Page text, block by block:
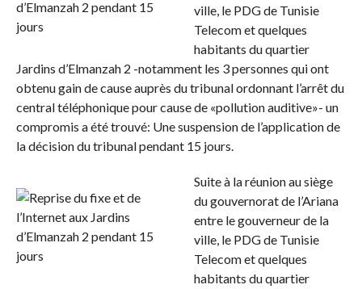
ville, le PDG de Tunisie
Telecom et quelques
habitants du quartier
Jardins d’Elmanzah 2 -notamment les 3 personnes qui ont
obtenu gain de cause auprès du tribunal ordonnant l’arrêt du
central téléphonique pour cause de «pollution auditive»- un
compromis a été trouvé: Une suspension de l’application de
la décision du tribunal pendant 15 jours.
Suite à la réunion au siège
du gouvernorat de l’Ariana
entre le gouverneur de la
ville, le PDG de Tunisie
Telecom et quelques
habitants du quartier